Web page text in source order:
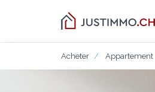
Acheter Appartement